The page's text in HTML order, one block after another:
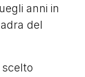
anni in
del